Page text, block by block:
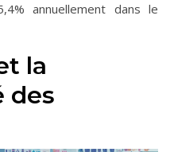
annuellement dans le
la
des